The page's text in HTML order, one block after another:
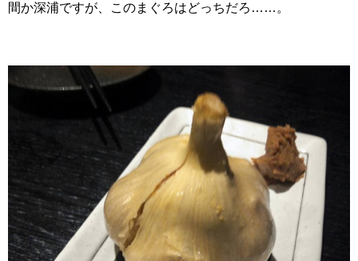
間か深浦ですが、このまぐろはどっちだろ……。